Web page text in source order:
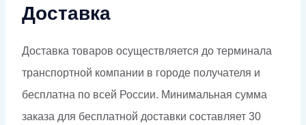
Доставка
Доставка товаров осуществляется до терминала
транспортной компании в городе получателя и
бесплатна по всей России. Минимальная сумма
заказа для бесплатной доставки составляет 30